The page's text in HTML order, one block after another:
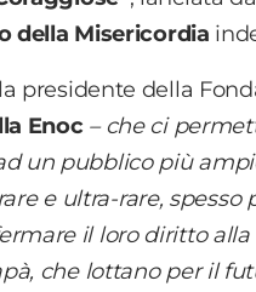
della Misericordia
presidente della
Enoc – che ci
un pubblico più
e ultra-rare, spesso
il loro diritto alla
che lottano per il